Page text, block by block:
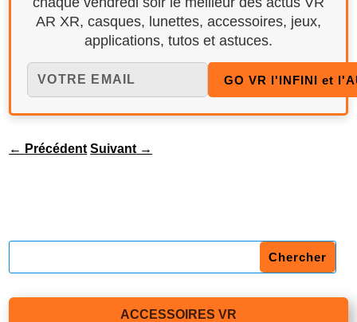
AR XR, casques, lunettes, accessoires, jeux,
applications, tutos et astuces.
← Précédent Suivant →
ACCESSOIRES VR